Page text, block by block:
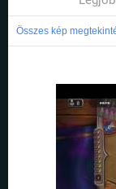
Összes kép